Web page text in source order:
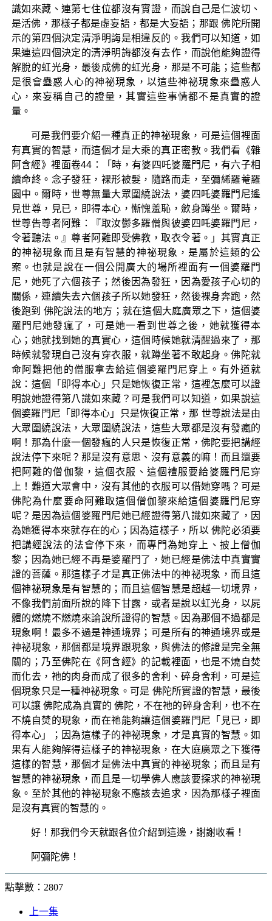
識如來藏、連第七住位都沒有實證，而說自己是仁波切、
是活佛，那樣子都是虛妄語，都是大妄語；那跟 佛陀所開
示的第四個決定清淨明誨是相違反的。我們可以知道，如
果連這四個決定的清淨明誨都沒有去作，而說他能夠證得
解脫的虹光身，最後成佛的虹光身，那是不可能；這些都
是很會蠱惑人心的神祕現象，以這些神祕現象來蠱惑人
心，來妄稱自己的證量，其實這些事情都不是真實的證
量。
可是我們要介紹一種真正的神祕現象，可是這個裡面
有真實的智慧，而這個才是大乘的真正密教。我們看《雜
阿含經》裡面卷44：「時，有婆四吒婆羅門尼，有六子相
續命終。念子發狂，裸形被髮，隨路而走，至彌絺羅菴羅
園中。爾時，世尊無量大眾圍繞說法，婆四吒婆羅門尼遙
見世尊，見已，即得本心，慚愧羞恥，歛身蹲坐。爾時，
世尊告尊者阿難：『取汝鬱多羅僧與彼婆四吒婆羅門尼，
令著聽法。』尊者阿難即受佛教，取衣令著。」其實真正
的神祕現象而且是有智慧的神祕現象，是屬於這類的公
案。也就是說在一個公開廣大的場所裡面有一個婆羅門
尼，她死了六個孩子；然後因為發狂，因為愛孩子心切的
關係，連續失去六個孩子所以她發狂，然後裸身奔跑，然
後跑到 佛陀說法的地方；就在這個大庭廣眾之下，這個婆
羅門尼她發瘋了，可是她一看到世尊之後，她就獲得本
心；她就找到她的真實心，這個時候她就清醒過來了，那
時候就發現自己沒有穿衣服，就蹲坐著不敢起身。佛陀就
命阿難把他的僧服拿去給這個婆羅門尼穿上。有外道就
說：這個「即得本心」只是她恢復正常，這裡怎麼可以證
明說她證得第八識如來藏？可是我們可以知道，如果說這
個婆羅門尼「即得本心」只是恢復正常，那 世尊說法是由
大眾圍繞說法，大眾圍繞說法，這些大眾都是沒有發瘋的
啊！那為什麼一個發瘋的人只是恢復正常，佛陀要把講經
說法停下來呢？那是沒有意思、沒有意義的嘛！而且還要
把阿難的僧伽黎，這個衣服、這個禮服要給婆羅門尼穿
上！難道大眾會中，沒有其他的衣服可以借她穿嗎？可是
佛陀為什麼要命阿難取這個僧伽黎來給這個婆羅門尼穿
呢？是因為這個婆羅門尼她已經證得第八識如來藏了，因
為她獲得本來就存在的心；因為這樣子，所以 佛陀必須要
把講經說法的法會停下來，而專門為她穿上、披上僧伽
黎；因為她已經不再是婆羅門了，她已經是佛法中真實實
證的菩薩。那這樣子才是真正佛法中的神祕現象，而且這
個神祕現象是有智慧的；而且這個智慧是超越一切境界，
不像我們前面所說的降下甘露，或者是說以虹光身，以屍
體的燃燒不燃燒來論說所證得的智慧。因為那個不過都是
現象啊！最多不過是神通境界；可是所有的神通境界或是
神祕現象，那個都是境界跟現象，與佛法的修證是完全無
關的；乃至佛陀在《阿含經》的記載裡面，也是不燒自焚
而化去，祂的肉身而成了很多的舍利、碎身舍利，可是這
個現象只是一種神祕現象。可是 佛陀所實證的智慧，最後
可以讓 佛陀成為真實的 佛陀，不在祂的碎身舍利，也不在
不燒自焚的現象，而在祂能夠讓這個婆羅門尼「見已，即
得本心」；因為這樣子的神祕現象，才是真實的智慧。如
果有人能夠解得這樣子的神祕現象，在大庭廣眾之下獲得
這樣的智慧，那個才是佛法中真實的神祕現象；而且是有
智慧的神祕現象，而且是一切學佛人應該要探求的神祕現
象。至於其他的神祕現象不應該去追求，因為那樣子裡面
是沒有真實的智慧的。
好！那我們今天就跟各位介紹到這邊，謝謝收看！
阿彌陀佛！
點擊數：2807
上一集